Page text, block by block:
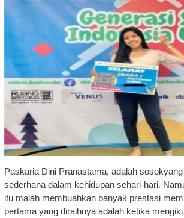
Paskaria Dini Pranastama, adalah
sederhana dalam kehidupan sehari-hari.
itu malah membuahkan banyak prestasi
pertama yang diraihnya adalah ketika